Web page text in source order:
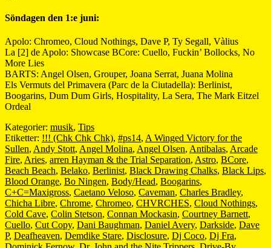
Söndagen den 1:e juni:
Apolo: Chromeo, Cloud Nothings, Dave P, Ty Segall, Vàlius
La [2] de Apolo: Showcase BCore: Cuello, Fuckin’ Bollocks, No
More Lies
BARTS: Angel Olsen, Grouper, Joana Serrat, Juana Molina
Els Vermuts del Primavera (Parc de la Ciutadella): Berlinist,
Boogarins, Dum Dum Girls, Hospitality, La Sera, The Mark Eitzel
Ordeal
Kategorier: musik, Tips
Etiketter: !!! (Chk Chk Chk), #ps14, A Winged Victory for the
Sullen, Andy Stott, Angel Molina, Angel Olsen, Antibalas, Arcade
Fire, Aries, arren Hayman & the Trial Separation, Astro, BCore,
Beach Beach, Belako, Berlinist, Black Drawing Chalks, Black Lips,
Blood Orange, Bo Ningen, Body/Head, Boogarins,
C+C=Maxigross, Caetano Veloso, Caveman, Charles Bradley,
Chicha Libre, Chrome, Chromeo, CHVRCHES, Cloud Nothings,
Cold Cave, Colin Stetson, Connan Mockasin, Courtney Barnett,
Cuello, Cut Copy, Dani Baughman, Daniel Avery, Darkside, Dave
P, Deafheaven, Demdike Stare, Disclosure, Dj Coco, Dj Fra,